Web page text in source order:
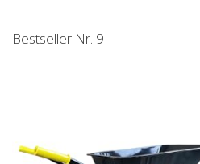
Bestseller Nr. 9